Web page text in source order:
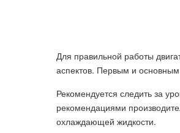
Для правильной работы
аспектов. Первым и основным
Рекомендуется следить за
рекомендациями
охлаждающей жидкости.